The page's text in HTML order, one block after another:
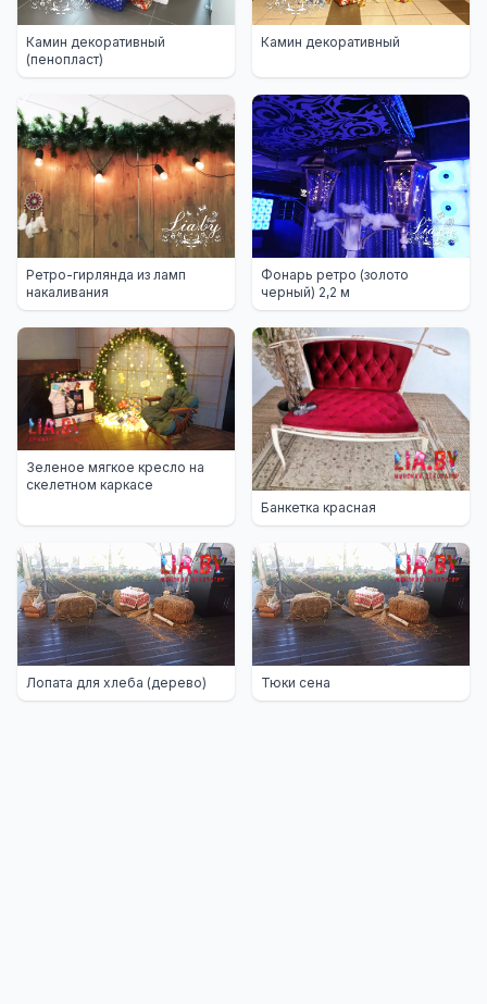
Камин декоративный
(пенопласт)
Камин декоративный
Ретро-гирлянда из ламп
накаливания
Фонарь ретро (золото
черный) 2,2 м
Зеленое мягкое кресло на
скелетном каркасе
Банкетка красная
Лопата для хлеба (дерево) Тюки сена